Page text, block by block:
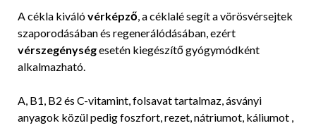
A cékla kiválóvérképző, a céklalé segít a vörösvérsejtek
szaporodásában és regenerálódásában, ezért
vérszegénységesetén kiegészítő gyógymódként
alkalmazható.
A, B1, B2 és C-vitamint, folsavat tartalmaz, ásványi
anyagok közül pedig foszfort, rezet, nátriumot, káliumot ,